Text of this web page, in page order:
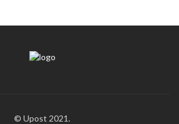
© Upost 2021.